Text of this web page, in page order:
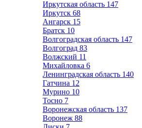
Иркутская область 147
Иркутск 68
Ангарск 15
Братск 10
Волгоградская область 147
Волгоград 83
Волжский 11
Михайловка 6
Ленинградская область 140
Гатчина 12
Мурино 10
Тосно 7
Воронежская область 137
Воронеж 88